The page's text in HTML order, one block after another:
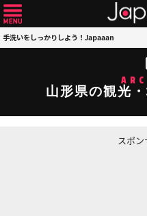
手洗いをしっかりしよう！Japaaan
山形県の観光
スポ